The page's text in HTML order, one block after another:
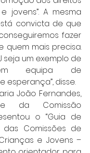
jovens”. A mesma
convicta de que
fazer
quem mais precisa.
seja um exemplo de
equipa de
esperança”, disse.
João Fernandes,
da Comissão
o “Guia de
das Comissões de
e Jovens –